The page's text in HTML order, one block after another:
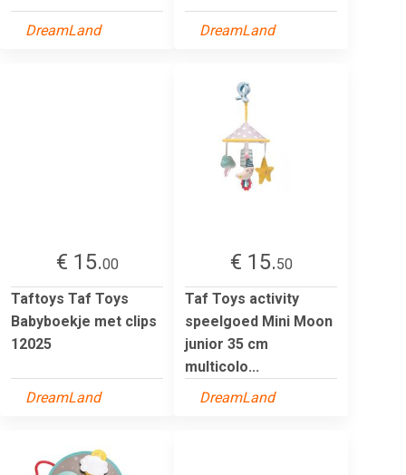
DreamLand DreamLand
€ 15.00
Taftoys Taf Toys
Babyboekje met clips
12025
DreamLand
€ 15.50
Taf Toys activity
speelgoed Mini Moon
junior 35 cm
multicolo...
DreamLand